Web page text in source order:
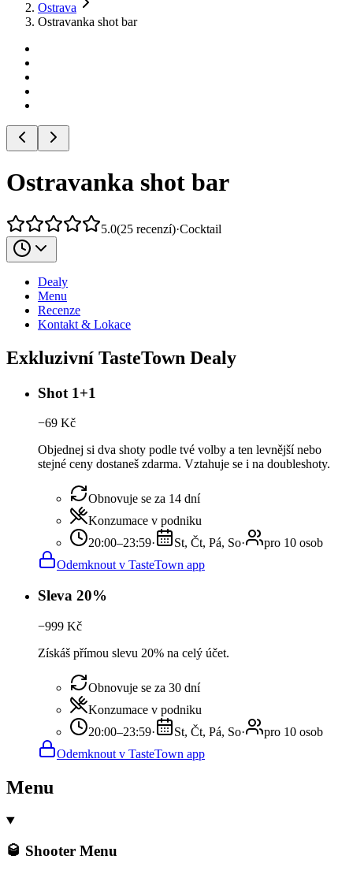
Ostrava
Ostravanka shot bar
Ostravanka shot bar
5.0(25 recenzí)·Cocktail
Dealy
Menu
Recenze
Kontakt & Lokace
Exkluzivní TasteTown Dealy
Shot 1+1
−69 Kč
Objednej si dva shoty podle tvé volby a ten levnější nebo
stejné ceny dostaneš zdarma. Vztahuje se i na doubleshoty.
Obnovuje se za 14 dní
Konzumace v podniku
20:00–23:59· St, Čt, Pá, So·
pro 10 osob
Odemknout v TasteTown app
Sleva 20%
−999 Kč
Získáš přímou slevu 20% na celý účet.
Obnovuje se za 30 dní
Konzumace v podniku
20:00–23:59· St, Čt, Pá, So·
pro 10 osob
Odemknout v TasteTown app
Menu
🥃 Shooter Menu